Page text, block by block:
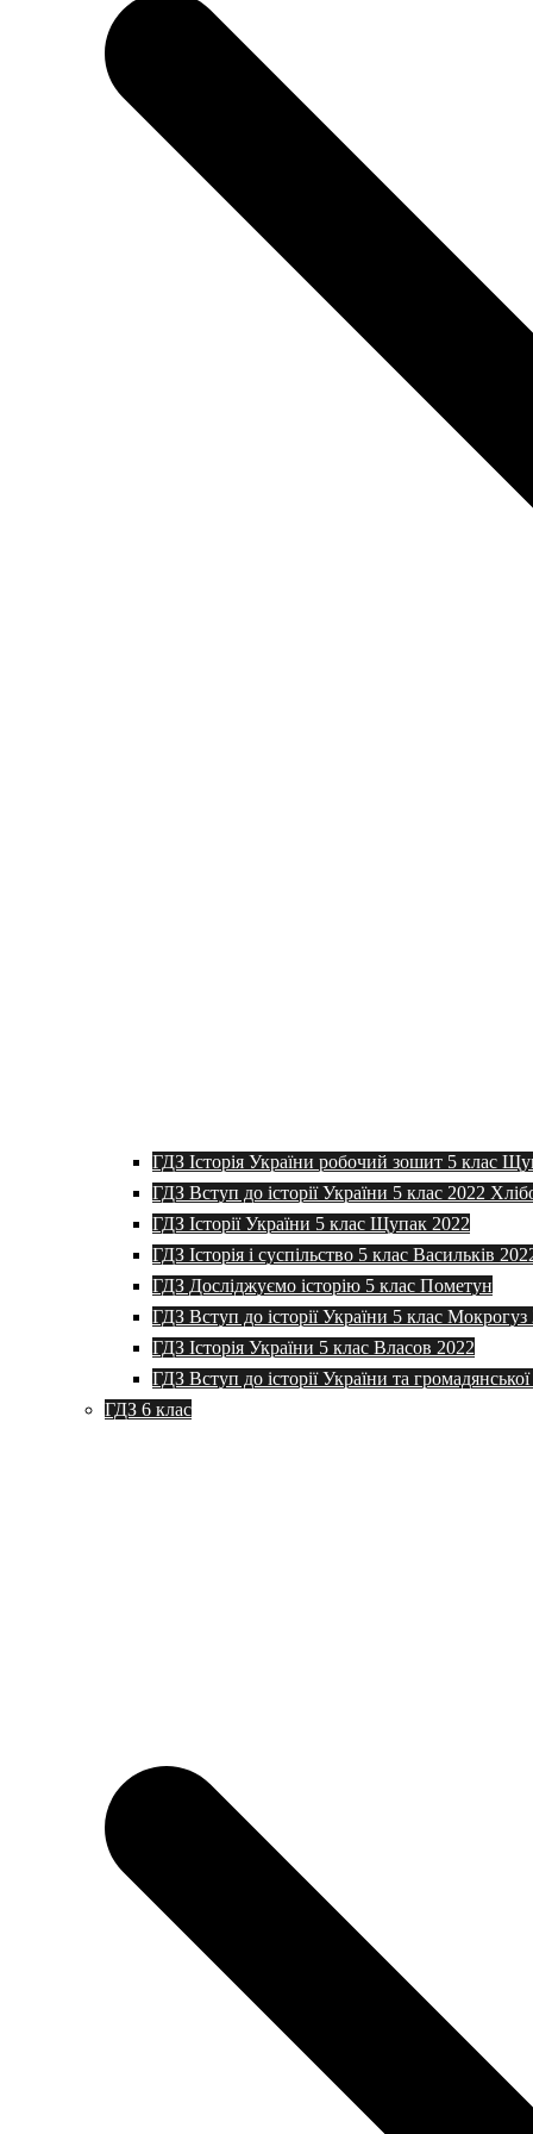
ГДЗ Історія України робочий зошит 5 клас
ГДЗ Вступ до історії України 5 клас 2022
ГДЗ Історії України 5 клас Щупак 2022
ГДЗ Історія і суспільство 5 клас Васильків
ГДЗ Досліджуємо історію 5 клас Пометун
ГДЗ Вступ до історії України 5 клас Мокрогуз
ГДЗ Історія України 5 клас Власов 2022
ГДЗ Вступ до історії України та
ГДЗ 6 клас